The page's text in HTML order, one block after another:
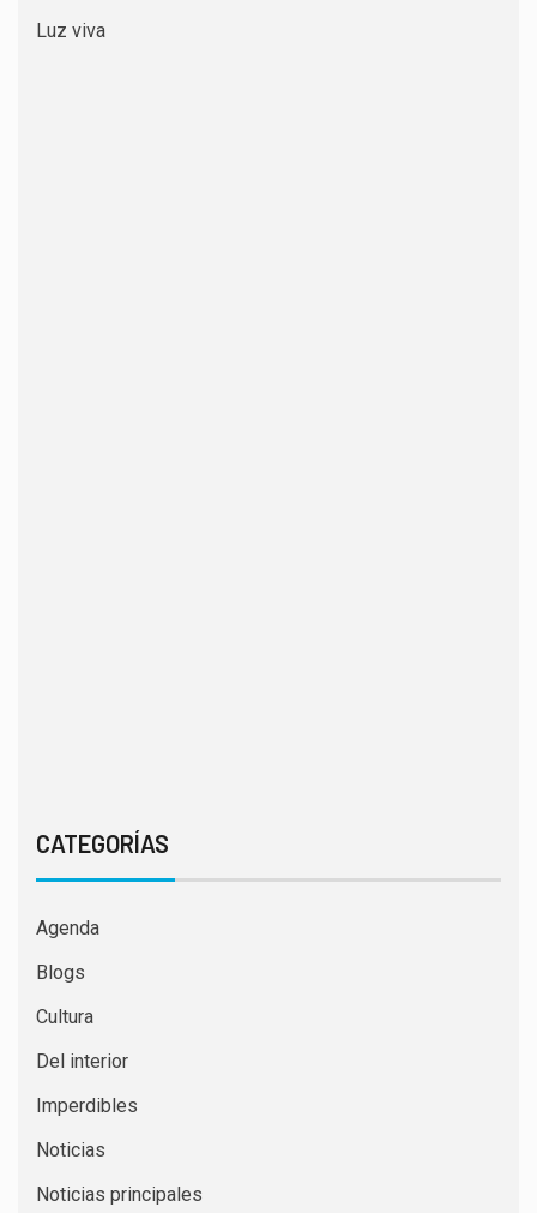
Luz viva
CATEGORÍAS
Agenda
Blogs
Cultura
Del interior
Imperdibles
Noticias
Noticias principales